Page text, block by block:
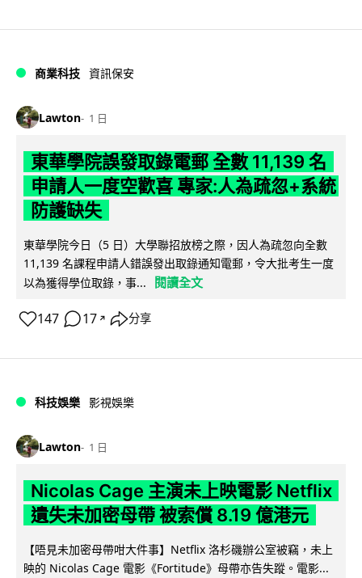
商業科技 資訊保安
Lawton 1 日
東華學院誤發取錄電郵 全數 11,139 名
申請人一度空歡喜 專家:人為疏忽+系統
防護缺失
東華學院今日（5 日）大學聯招放榜之際，因人為疏忽向全數
11,139 名課程申請人錯誤發出取錄通知電郵，令大批考生一度
以為獲得學位取錄，事...
閱讀全文
147 17 ↗ 分享
科技娛樂 影視娛樂
Lawton 1 日
Nicolas Cage 主演未上映電影 Netflix
遺失未加密母帶 被索償 8.19 億港元
【唔見未加密母帶咁大件事】Netflix 洛杉磯辦公室被竊，未上
映的 Nicolas Cage 電影《Fortitude》母帶亦告失蹤。電影...